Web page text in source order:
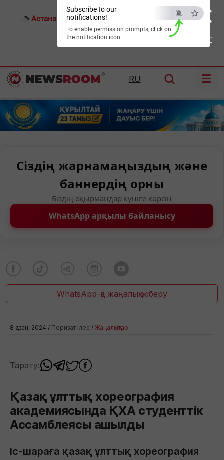
×
ESC
Subscribe to our
notifications!
To enable permission prompts, click on
the notification icon
Астана: 17°C Алматы: Шымкент:31°C
RU ☰
Сіздің жарнамаңыздың және
баннердің орны
Біздің оқырмандар күніге көрсін
WhatsApp арқылы байланысу
WhatsApp-қа жаңалық жіберу
8 қазан, 2024 / Перизат Ілес / Жаңалықтар
Тарату:
Қазақ ұлттық хореография
академиясында ҚХА студенттік
Ассамблеясы ашылды
Іс-шараға қазақ ұлттық хореография